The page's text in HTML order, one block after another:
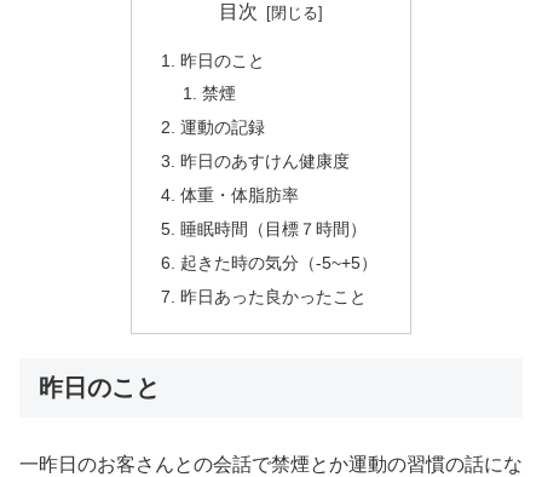
目次
昨日のこと
禁煙
運動の記録
昨日のあすけん健康度
体重・体脂肪率
睡眠時間（目標７時間）
起きた時の気分（-5~+5）
昨日あった良かったこと
昨日のこと
一昨日のお客さんとの会話で禁煙とか運動の習慣の話にな